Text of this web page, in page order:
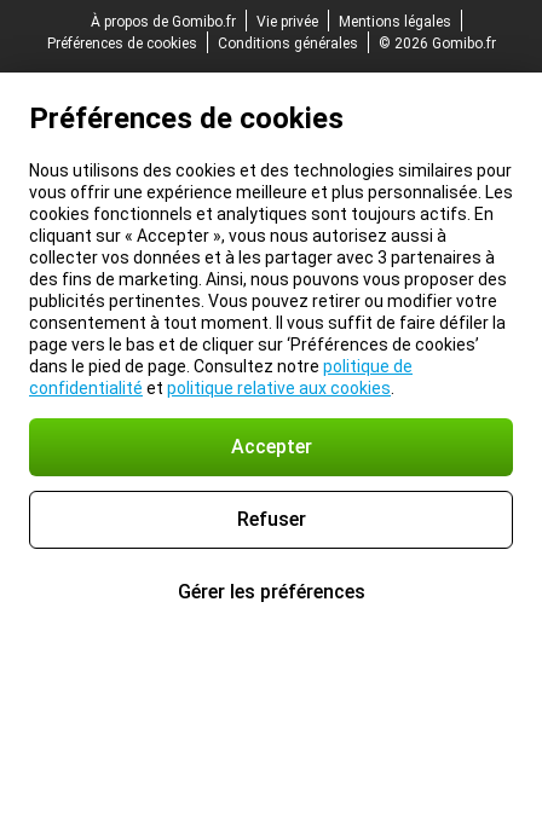
À propos de Gomibo.fr
Vie privée
Mentions légales
Préférences de cookies
Conditions générales © 2026 Gomibo.fr
Préférences de cookies
Nous utilisons des cookies et des technologies similaires pour
vous offrir une expérience meilleure et plus personnalisée. Les
cookies fonctionnels et analytiques sont toujours actifs. En
cliquant sur « Accepter », vous nous autorisez aussi à
collecter vos données et à les partager avec 3 partenaires à
des fins de marketing. Ainsi, nous pouvons vous proposer des
publicités pertinentes. Vous pouvez retirer ou modifier votre
consentement à tout moment. Il vous suffit de faire défiler la
page vers le bas et de cliquer sur ‘Préférences de cookies’
dans le pied de page. Consultez notre politique de
confidentialité et politique relative aux cookies
Accepter
Refuser
Gérer les préférences